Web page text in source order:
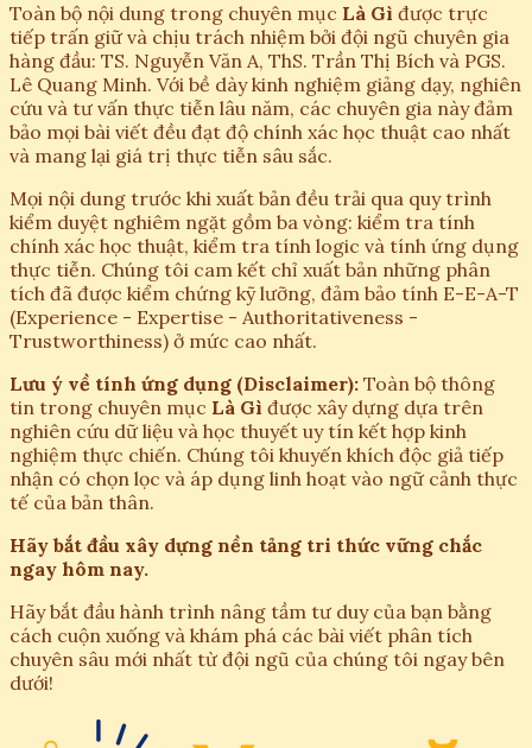
Toàn bộ nội dung trong chuyên mục Là Gì được trực
tiếp trấn giữ và chịu trách nhiệm bởi đội ngũ chuyên gia
hàng đầu: TS. Nguyễn Văn A, ThS. Trần Thị Bích và PGS.
Lê Quang Minh. Với bề dày kinh nghiệm giảng dạy, nghiên
cứu và tư vấn thực tiễn lâu năm, các chuyên gia này đảm
bảo mọi bài viết đều đạt độ chính xác học thuật cao nhất
và mang lại giá trị thực tiễn sâu sắc.
Mọi nội dung trước khi xuất bản đều trải qua quy trình
kiểm duyệt nghiêm ngặt gồm ba vòng: kiểm tra tính
chính xác học thuật, kiểm tra tính logic và tính ứng dụng
thực tiễn. Chúng tôi cam kết chỉ xuất bản những phân
tích đã được kiểm chứng kỹ lưỡng, đảm bảo tính E-E-A-T
(Experience - Expertise - Authoritativeness -
Trustworthiness) ở mức cao nhất.
Lưu ý về tính ứng dụng (Disclaimer): Toàn bộ thông
tin trong chuyên mục Là Gì được xây dựng dựa trên
nghiên cứu dữ liệu và học thuyết uy tín kết hợp kinh
nghiệm thực chiến. Chúng tôi khuyến khích độc giả tiếp
nhận có chọn lọc và áp dụng linh hoạt vào ngữ cảnh thực
tế của bản thân.
Hãy bắt đầu xây dựng nền tảng tri thức vững chắc
ngay hôm nay.
Hãy bắt đầu hành trình nâng tầm tư duy của bạn bằng
cách cuộn xuống và khám phá các bài viết phân tích
chuyên sâu mới nhất từ đội ngũ của chúng tôi ngay bên
dưới!